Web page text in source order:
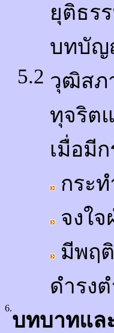
ยุติธร
บทบัญ
5.2 วุฒิสภ
ทุจริต
เมื่อมี
กระ
จงใ
มีพฤ
ดำรง
6.
บทบาทแล